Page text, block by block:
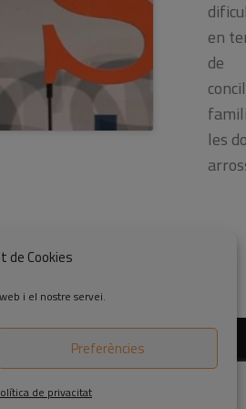
de Cookies
i el nostre servei.
Preferències
de privacitat
en
de
les